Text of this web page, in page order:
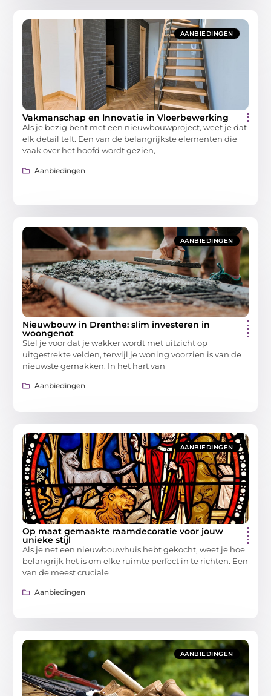
AANBIEDINGEN
Vakmanschap en Innovatie in Vloerbewerking
Als je bezig bent met een nieuwbouwproject, weet je dat
elk detail telt. Een van de belangrijkste elementen die
vaak over het hoofd wordt gezien,
Aanbiedingen
AANBIEDINGEN
Nieuwbouw in Drenthe: slim investeren in
woongenot
Stel je voor dat je wakker wordt met uitzicht op
uitgestrekte velden, terwijl je woning voorzien is van de
nieuwste gemakken. In het hart van
Aanbiedingen
AANBIEDINGEN
Op maat gemaakte raamdecoratie voor jouw
unieke stijl
Als je net een nieuwbouwhuis hebt gekocht, weet je hoe
belangrijk het is om elke ruimte perfect in te richten. Een
van de meest cruciale
Aanbiedingen
AANBIEDINGEN